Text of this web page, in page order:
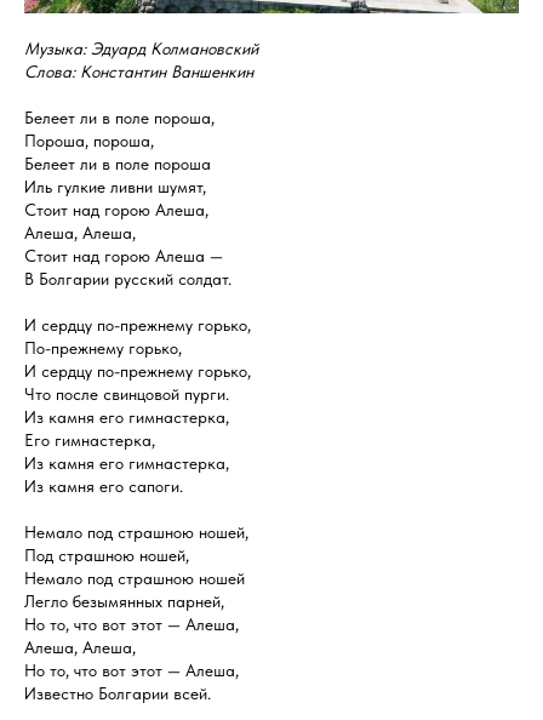
Музыка: Эдуард Колмановский​
Слова: Константин Ваншенкин​
Белеет ли в поле пороша,
Пороша, пороша,
Белеет ли в поле пороша
Иль гулкие ливни шумят,
Стоит над горою Алеша,
Алеша, Алеша,
Стоит над горою Алеша —
В Болгарии русский солдат.
И сердцу по-прежнему горько,
По-прежнему горько,
И сердцу по-прежнему горько,
Что после свинцовой пурги.
Из камня его гимнастерка,
Его гимнастерка,
Из камня его гимнастерка,
Из камня его сапоги.
Немало под страшною ношей,
Под страшною ношей,
Немало под страшною ношей
Легло безымянных парней,
Но то, что вот этот — Алеша,
Алеша, Алеша,
Но то, что вот этот — Алеша,
Известно Болгарии всей.